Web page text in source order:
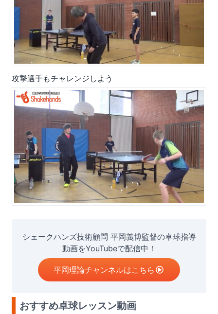
攻撃選手もチャレンジしよう
シェークハンズ技術顧問 平岡義博監督の卓球指導
動画をYouTubeで配信中！
平岡理論チャンネルはこちら
おすすめ卓球レッスン動画